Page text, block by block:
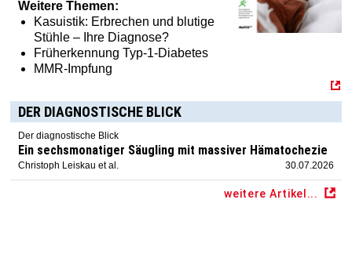
Weitere Themen:
Kasuistik: Erbrechen und blutige
Stühle – Ihre Diagnose?
Früherkennung Typ-1-Diabetes
MMR-Impfung
DER DIAGNOSTISCHE BLICK
Der diagnostische Blick
Ein sechsmonatiger Säugling mit massiver Hämatochezie
Christoph Leiskau et al. 30.07.2026
weitere Artikel...